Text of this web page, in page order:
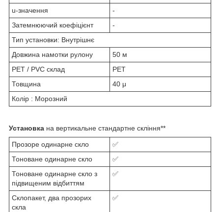
u-значення
-
Затемнюючий коефіцієнт
-
Тип установки: Внутрішнє
Довжина намотки рулону
50 м
PET / PVC склад
PET
Товщина
40 μ
Колір : Морозний
Установка на вертикальне стандартне скління**
Прозоре одинарне скло
✅
Тоноване одинарне скло
✅
Тоноване одинарне скло з
підвищеним відбиттям
✅
Склопакет, два прозорих
скла
✅